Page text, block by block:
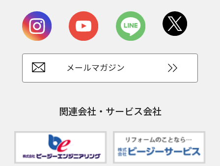
メールマガジン
関連会社・サービス会社